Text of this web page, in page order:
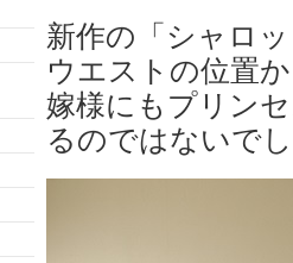
新作の「シャロ
ウエストの位置
嫁様にもプリン
るのではないで